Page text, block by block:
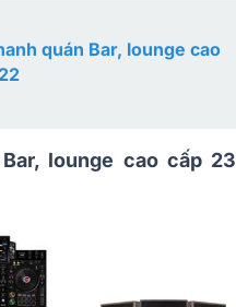
quán Bar, lounge cao
lounge cao cấp 23